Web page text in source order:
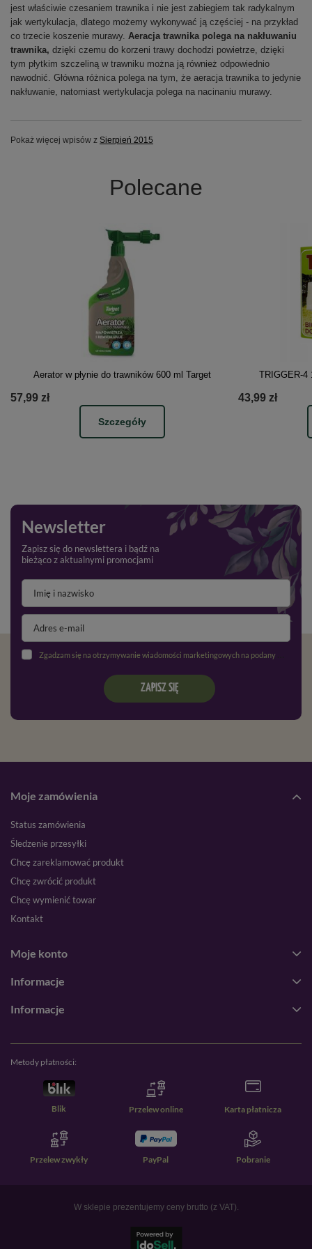
jest właściwie czesaniem trawnika i nie jest zabiegiem tak radykalnym
jak wertykulacja, dlatego możemy wykonywać ją częściej - na przykład
co trzecie koszenie murawy. Aeracja trawnika polega na nakłuwaniu
trawnika, dzięki czemu do korzeni trawy dochodzi powietrze, dzięki
tym płytkim szczeliną w trawniku można ją również odpowiednio
nawodnić. Główna różnica polega na tym, że aeracja trawnika to jedynie
nakłuwanie, natomiast wertykulacja polega na nacinaniu murawy.
Pokaż więcej wpisów z Sierpień 2015
Polecane
Aerator w płynie do trawników 600 ml Target
57,99 zł
Szczegóły
TRIGGER-4
43,99 zł
Newsletter
Zapisz się do newslettera i bądź na
bieżąco z aktualnymi promocjami
Zgadzam się na otrzymywanie wiadomości marketingowych na podany adres e-mail oraz przetwarzanie danych osobowych zgodnie z
ZAPISZ SIĘ
Moje zamówienia
Status zamówienia
Śledzenie przesyłki
Chcę zareklamować produkt
Chcę zwrócić produkt
Chcę wymienić towar
Kontakt
Moje konto
Informacje
Informacje
Metody płatności:
Blik Przelew online Karta płatnicza
Przelew zwykły PayPal Pobranie
W sklepie prezentujemy ceny brutto (z VAT).